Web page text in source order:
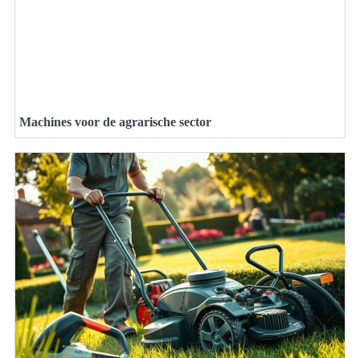
Machines voor de agrarische sector